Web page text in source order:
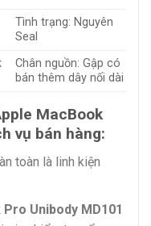
Tình trạng: Nguyên
Seal
Chân nguồn: Gập có
bán thêm dây nối dài
MacBook
vụ bán hàng:
toàn là linh kiện
Unibody MD101